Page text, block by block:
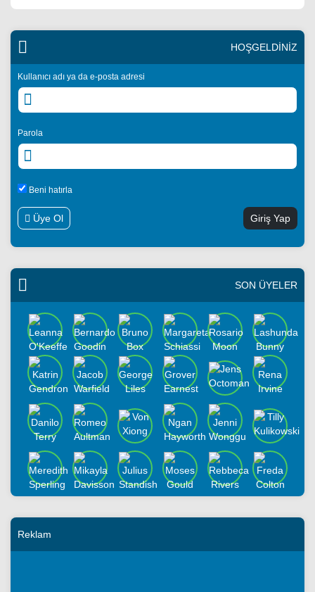
HOŞGELDİNİZ
Kullanıcı adı ya da e-posta adresi
Parola
Beni hatırla
Üye Ol
SON ÜYELER
Reklam